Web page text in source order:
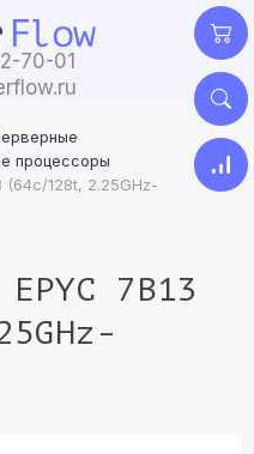
70-01
процессоры
(64c/128t, 2.25GHz-
7B13